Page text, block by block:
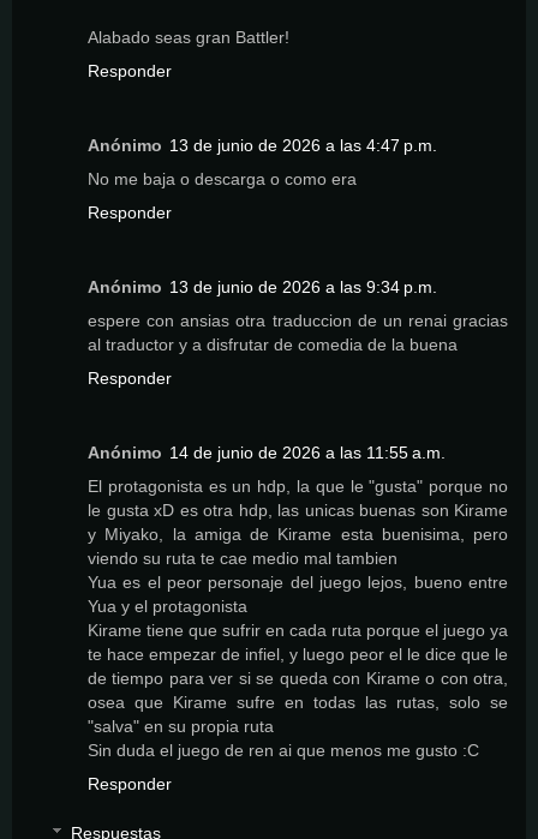
Alabado seas gran Battler!
Responder
Anónimo 13 de junio de 2026 a las 4:47 p.m.
No me baja o descarga o como era
Responder
Anónimo 13 de junio de 2026 a las 9:34 p.m.
espere con ansias otra traduccion de un renai gracias
al traductor y a disfrutar de comedia de la buena
Responder
Anónimo 14 de junio de 2026 a las 11:55 a.m.
El protagonista es un hdp, la que le "gusta" porque no
le gusta xD es otra hdp, las unicas buenas son Kirame
y Miyako, la amiga de Kirame esta buenisima, pero
viendo su ruta te cae medio mal tambien
Yua es el peor personaje del juego lejos, bueno entre
Yua y el protagonista
Kirame tiene que sufrir en cada ruta porque el juego ya
te hace empezar de infiel, y luego peor el le dice que le
de tiempo para ver si se queda con Kirame o con otra,
osea que Kirame sufre en todas las rutas, solo se
"salva" en su propia ruta
Sin duda el juego de ren ai que menos me gusto :C
Responder
Respuestas